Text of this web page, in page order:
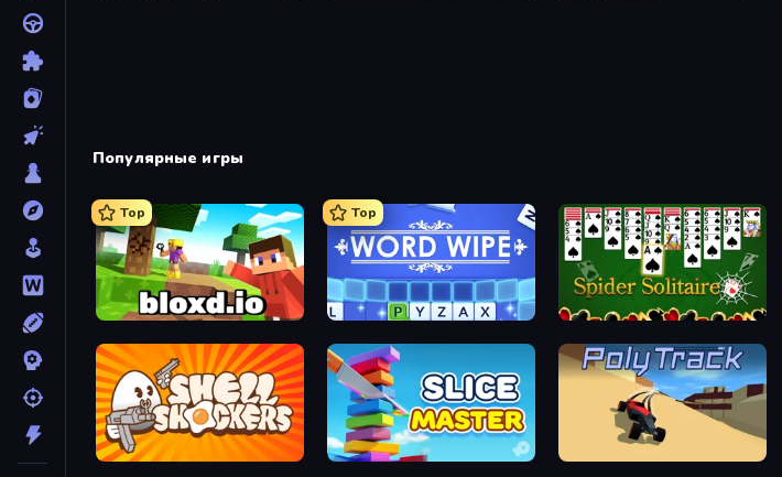
Популярные игры
Top
Bloxd.io
Top
Word Wipe Spider Solitaire
Shell Shockers Slice Master